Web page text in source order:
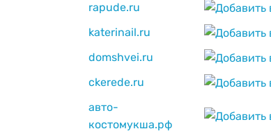
rapude.ru
katerinail.ru
domshvei.ru
ckerede.ru
авто-
костомукша.рф